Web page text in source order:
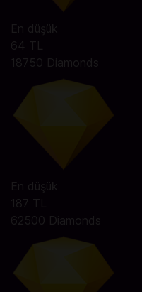
En düşük
64 TL
18750 Diamonds
En düşük
187 TL
62500 Diamonds